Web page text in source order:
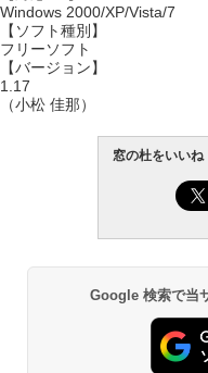
Windows 2000/XP/Vista/7
【ソフト種別】
フリーソフト
【バージョン】
1.17
（小松 佳那）
窓の杜をいいね
Google 検索で当